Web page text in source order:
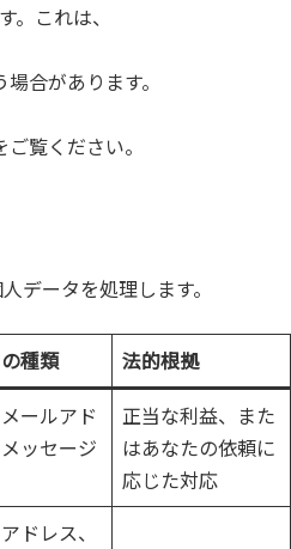
これは、
合があります。
ご覧ください。
データを処理します。
種類 法的根拠
ールアド
ッセージ
正当な利益、また
はあなたの依頼に
応じた対応
ドレス、